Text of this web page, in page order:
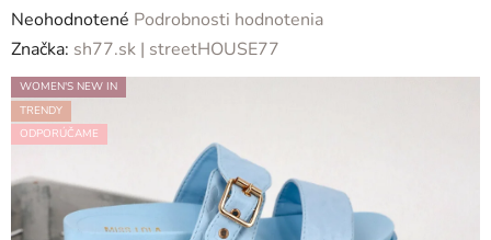
Priemerné
hodnotenie
produktu
je
0,0
5
hviezdičiek.
Neohodnotené Podrobnosti hodnotenia
Značka: sh77.sk | streetHOUSE77
WOMEN'S NEW IN
TRENDY
ODPORÚČAME